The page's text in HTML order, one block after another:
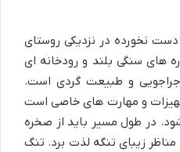
نخورده در نزدیکی روستای
های سنگی بلند و رودخانه ای
و طبیعت گردی است.
و مهارت های خاصی است
در طول مسیر باید از صخره
مناظر زیبای تنگه لذت برد. تنگ